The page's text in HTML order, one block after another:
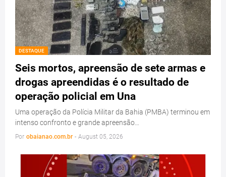
DESTAQUE
Seis mortos, apreensão de sete armas e
drogas apreendidas é o resultado de
operação policial em Una
Uma operação da Polícia Militar da Bahia (PMBA) terminou em
intenso confronto e grande apreensão…
Por obaianao.com.br - August 05, 2026